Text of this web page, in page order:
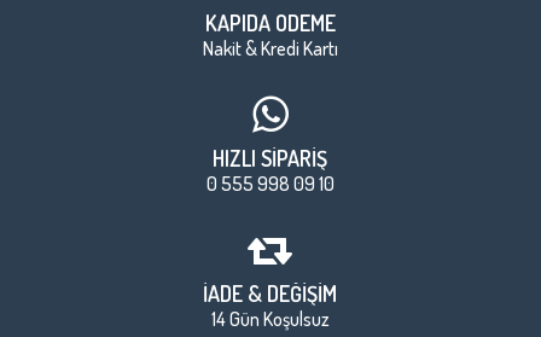
KAPIDA ÖDEME
Nakit & Kredi Kartı
HIZLI SİPARİŞ
0 555 998 09 10
İADE & DEĞİŞİM
14 Gün Koşulsuz